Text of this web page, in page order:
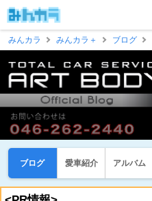
みんカラ
みんカラ＋ ブログ
ブログ 愛車紹介 アルバム